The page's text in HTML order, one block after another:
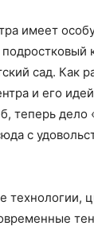
имеет
подростковый
сад. Как
и его
теперь дело
с